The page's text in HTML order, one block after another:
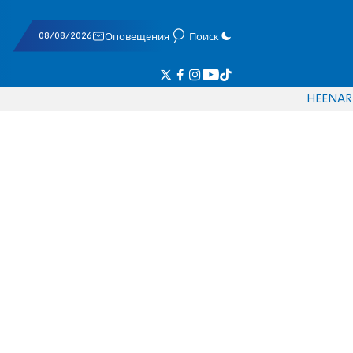
08/08/2026 Оповещения Поиск
HEENAR